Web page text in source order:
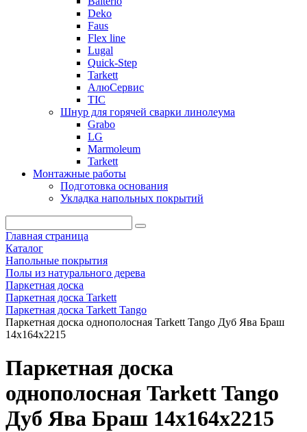
Deko
Faus
Flex line
Lugal
Quick-Step
Tarkett
АлюСервис
ТІС
Шнур для горячей сварки линолеума
Grabo
LG
Marmoleum
Tarkett
Монтажные работы
Подготовка основания
Укладка напольных покрытий
Главная страница
Каталог
Напольные покрытия
Полы из натурального дерева
Паркетная доска
Паркетная доска Tarkett
Паркетная доска Tarkett Tango
Паркетная доска однополосная Tarkett Tango Дуб Ява Браш
14х164х2215
Паркетная доска
однополосная Tarkett Tango
Дуб Ява Браш 14х164х2215